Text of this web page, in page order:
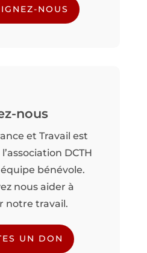
NOUS
nous
et Travail est
DCTH
bénévole.
nous aider à
notre travail.
UN DON